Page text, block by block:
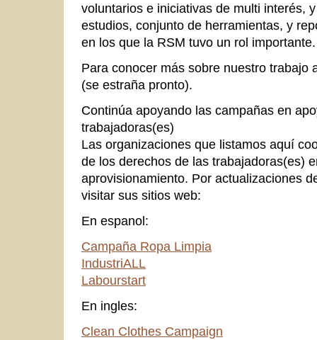
voluntarios e iniciativas de multi interés,
estudios, conjunto de herramientas, y
en los que la RSM tuvo un rol importante.
Para conocer más sobre nuestro trabajo
(se estraña pronto).
Continúa apoyando las campañas en
trabajadoras(es)
Las organizaciones que listamos aquí
de los derechos de las trabajadoras(es)
aprovisionamiento. Por actualizaciones
visitar sus sitios web:
En espanol:
Campaña Ropa Limpia
IndustriALL
Labourstart
En ingles:
Clean Clothes Campaign